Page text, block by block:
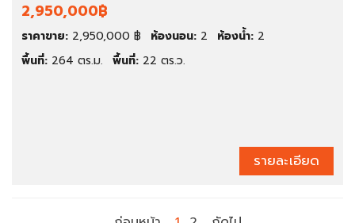
2,950,000฿
ราคาขาย: 2,950,000 ฿ ห้องนอน: 2 ห้องน้ำ: 2
พื้นที่: 264 ตร.ม. พื้นที่: 22 ตร.ว.
รายละเอียด